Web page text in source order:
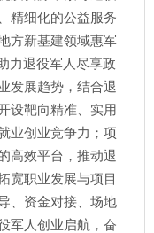
精细化的公益服务
方新基建领域惠军
力退役军人尽享政
发展趋势，结合退
设靶向精准、实用
业创业竞争力；项
高效平台，推动退
宽职业发展与项目
、资金对接、场地
军人创业启航，奋